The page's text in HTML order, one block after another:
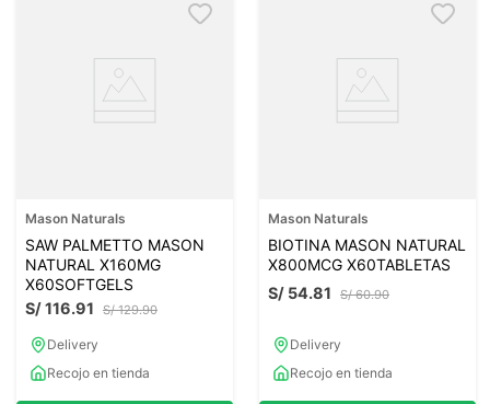
Mason Naturals
SAW PALMETTO MASON
NATURAL X160MG
X60SOFTGELS
S/ 129.90
S/116.91
Delivery
Recojo en tienda
Mason Naturals
BIOTINA MASON NATURAL
X800MCG X60TABLETAS
S/ 60.90
S/ 54.81
Delivery
Recojo en tienda